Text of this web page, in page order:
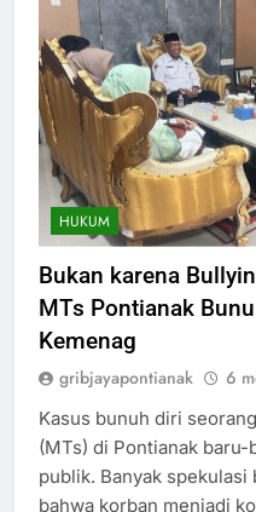
HUKUM
Bukan karena
MTs Pontianak
Kemenag
gribjayapontianak 6
Kasus bunuh diri
(MTs) di Pontianak
publik. Banyak spekulasi
bahwa korban menjadi